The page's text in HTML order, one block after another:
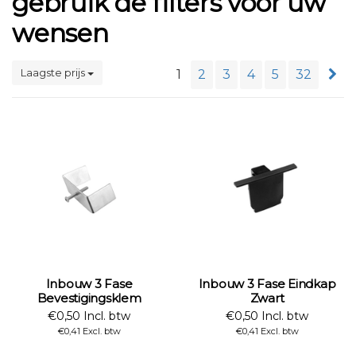
wensen
Laagste prijs 1 2 3 4 5 32
Inbouw 3 Fase
Bevestigingsklem
€0,50 Incl. btw
€0,41 Excl. btw
Inbouw 3 Fase Eindkap
Zwart
€0,50 Incl. btw
€0,41 Excl. btw